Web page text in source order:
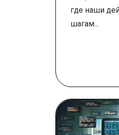
где наши
шагам...